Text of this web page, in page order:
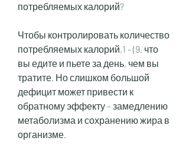
потребляемых калорий?
Чтобы контролировать количество
потребляемых калорий,1 - (9, что
вы едите и пьете за день, чем вы
тратите. Но слишком большой
дефицит может привести к
обратному эффекту – замедлению
метаболизма и сохранению жира в
организме.